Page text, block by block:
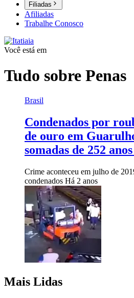
Filiadas
Afiliadas
Trabalhe Conosco
Você está em
Tudo sobre Penas
Brasil
Condenados por
de ouro em
somadas de 252
Crime aconteceu em julho de
condenados Há 2 anos
Mais Lidas